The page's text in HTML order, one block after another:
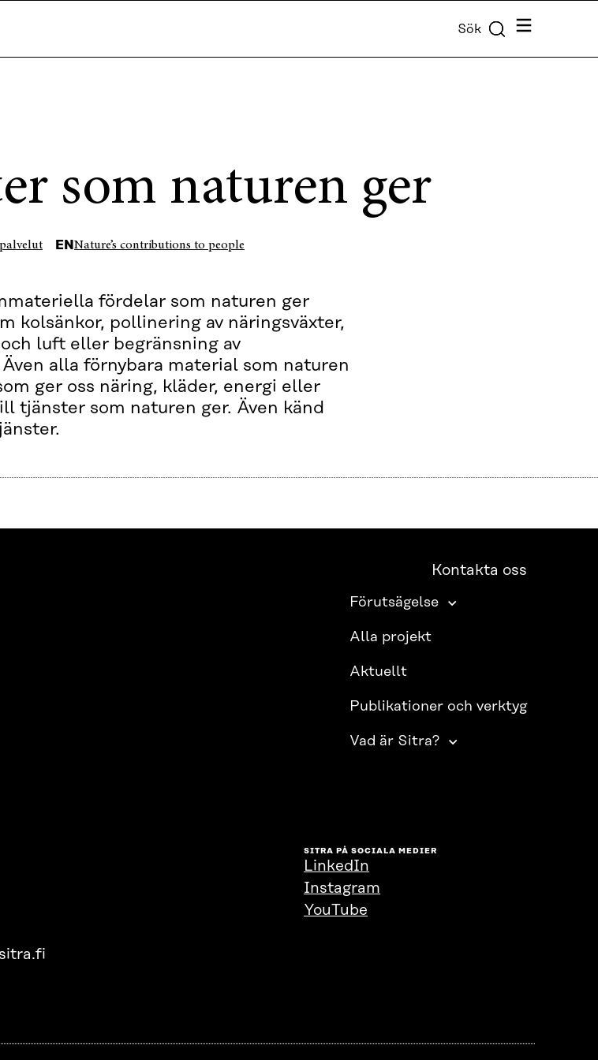
Sök Meny
som naturen ger
EN Nature’s contributions to people
fördelar som naturen ger
kolsänkor, pollinering av näringsväxter,
luft eller begränsning av
alla förnybara material som naturen
ger oss näring, kläder, energi eller
tjänster som naturen ger. Även känd
Kontakta oss
Förutsägelse
Alla projekt
Aktuellt
Publikationer och verktyg
Vad är Sitra?
SITRA PÅ SOCIALA MEDIER
LinkedIn
Instagram
YouTube